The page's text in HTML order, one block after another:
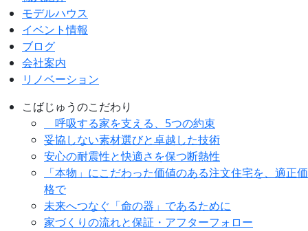
モデルハウス
イベント情報
ブログ
会社案内
リノベーション
こばじゅうのこだわり
呼吸する家を支える、5つの約束
妥協しない素材選びと卓越した技術
安心の耐震性と快適さを保つ断熱性
「本物」にこだわった価値のある注文住宅を、適正価
格で
未来へつなぐ「命の器」であるために
家づくりの流れと保証・アフターフォロー